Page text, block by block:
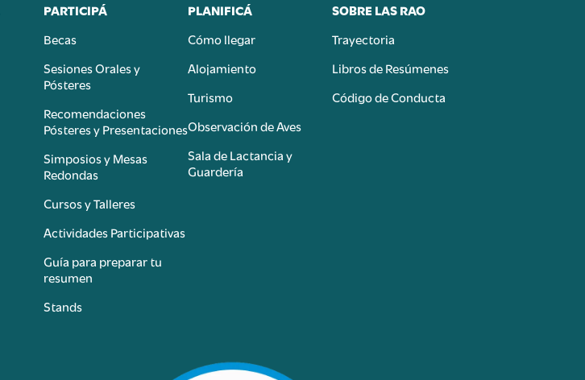
PARTICIPÁ
Becas
Sesiones Orales y
Pósteres
Recomendaciones
Pósteres y Presentaciones
Simposios y Mesas
Redondas
Cursos y Talleres
Actividades Participativas
Guía para preparar tu
resumen
Stands
PLANIFICÁ
Cómo llegar
Alojamiento
Turismo
Observación de Aves
Sala de Lactancia y
Guardería
SOBRE LAS RAO
Trayectoria
Libros de Resúmenes
Código de Conducta